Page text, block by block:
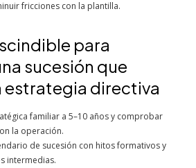
fricciones con la plantilla.
para
sucesión que
estrategia directiva
familiar a 5–10 años y comprobar
la operación.
de sucesión con hitos formativos y
intermedias.